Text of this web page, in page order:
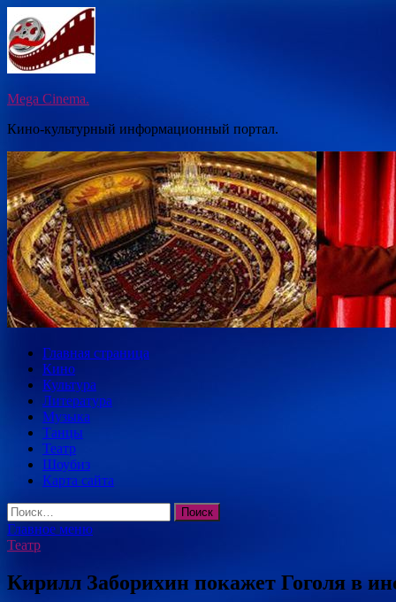
Перейти
к
содержимому
Mega Cinema.
Кино-культурный информационный портал.
Главная страница
Кино
Культура
Литература
Музыка
Танцы
Театр
Шоубиз
Карта сайта
Найти:
Главное меню
Театр
Кирилл Заборихин покажет Гоголя в